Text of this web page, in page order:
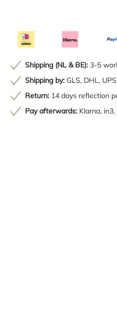
Shipping (NL & BE): 3-5
Shipping by: GLS, DHL, UPS
Return: 14 days reflection
Pay afterwards: Klarna,